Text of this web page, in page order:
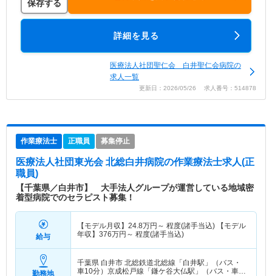
保存する
詳細を見る
医療法人社団聖仁会 白井聖仁会病院の
求人一覧
更新日：2026/05/26 求人番号：514878
作業療法士 正職員 募集停止
医療法人社団東光会 北総白井病院の作業療法士求人(正
職員)
【千葉県／白井市】 大手法人グループが運営している地域密
着型病院でのセラピスト募集！
給与
【モデル月収】 24.8万円～ 程度(諸手当込) 【モデル
年収】 376万円～ 程度(諸手当込)
勤務地
千葉県 白井市 北総鉄道北総線「白井駅」（バス・
車10分）京成松戸線「鎌ケ谷大仏駅」（バス・車